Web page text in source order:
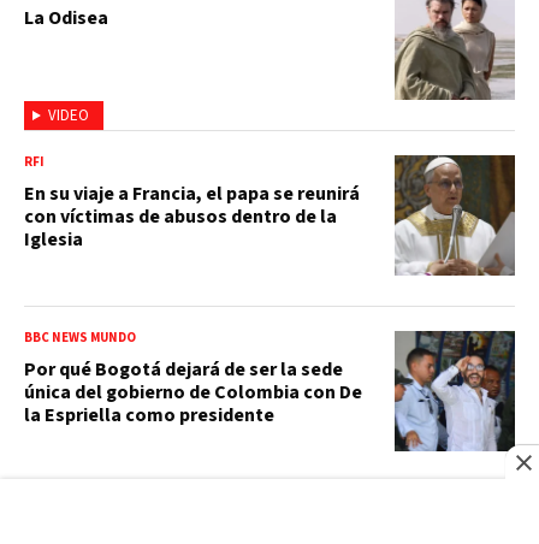
VIDEO
La Odisea
RFI
En su viaje a Francia, el papa se reunirá
con víctimas de abusos dentro de la
Iglesia
BBC NEWS MUNDO
Por qué Bogotá dejará de ser la sede
única del gobierno de Colombia con De
la Espriella como presidente